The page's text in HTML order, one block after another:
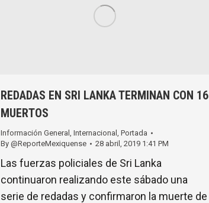
REDADAS EN SRI LANKA TERMINAN CON 16
MUERTOS
Información General Internacional Portada
By @ReporteMexiquense 28 abril, 2019 1:41 PM
Las fuerzas policiales de Sri Lanka
continuaron realizando este sábado una
serie de redadas y confirmaron la muerte de